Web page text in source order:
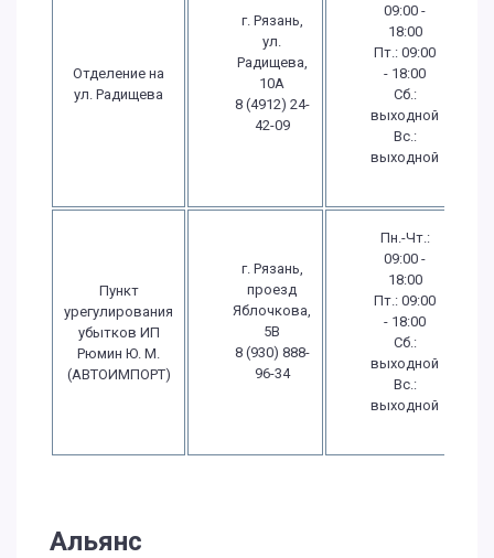
Отделение на
ул. Радищева
г. Рязань,
ул.
Радищева,
10А
8 (4912) 24-
42-09
09:00 -
18:00
Пт.: 09:00
- 18:00
Сб.:
выходной
Вс.:
выходной
Пункт
урегулирования
убытков ИП
Рюмин Ю. М.
(АВТОИМПОРТ)
г. Рязань,
проезд
Яблочкова,
5В
8 (930) 888-
96-34
Пн.-Чт.:
09:00 -
18:00
Пт.: 09:00
- 18:00
Сб.:
выходной
Вс.:
выходной
Альянс